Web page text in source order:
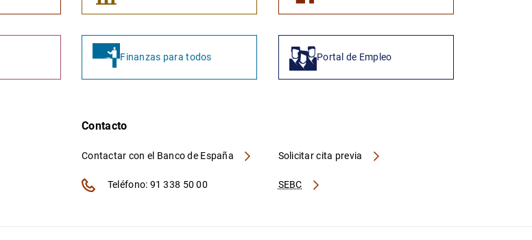
Finanzas para todos Portal de Empleo
Contacto
Contactar con el Banco de España
SEBC
Solicitar cita previa
Teléfono: 91 338 50 00